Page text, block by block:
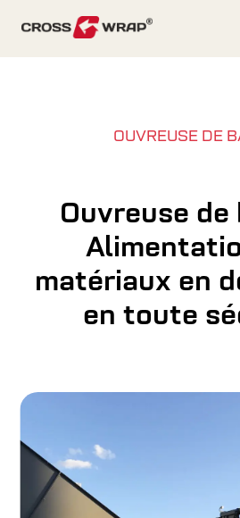
OUVREUSE DE
Ouvreuse de
matériaux en
en toute